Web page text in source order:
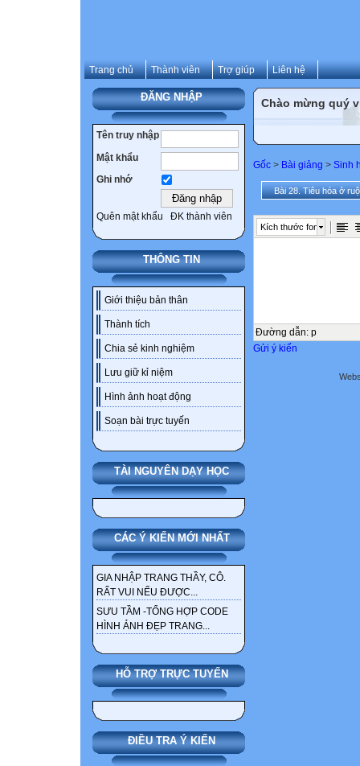
Trang chủ Thành viên Trợ giúp Liên hệ
ĐĂNG NHẬP
Tên truy nhập
Mật khẩu
Ghi nhớ
Quên mật khẩu ĐK thành viên
THÔNG TIN
Giới thiệu bản thân
Thành tích
Chia sẻ kinh nghiệm
Lưu giữ kỉ niệm
Hình ảnh hoạt động
Soạn bài trực tuyến
TÀI NGUYÊN DẠY HỌC
CÁC Ý KIẾN MỚI NHẤT
GIA NHẬP TRANG THẦY, CÔ.
RẤT VUI NẾU ĐƯỢC...
SƯU TẦM -TỔNG HỢP CODE
HÌNH ẢNH ĐẸP TRANG...
HỖ TRỢ TRỰC TUYẾN
ĐIỀU TRA Ý KIẾN
Chào mừng quý
Gốc > Bài giảng > Sinh
Bài 28. Tiêu hóa ở
Kích thước font
Đường dẫn: p
Gửi ý kiến